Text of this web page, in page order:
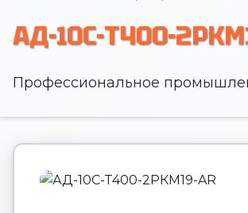
АД-10С-Т400-
Профессиональное